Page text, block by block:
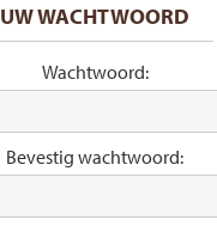
UW WACHTWOORD
Wachtwoord:
Bevestig wachtwoord: